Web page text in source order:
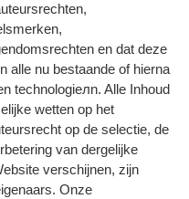
en dat deze
alle nu bestaande of hierna
technologieлn. Alle Inhoud
wetten op het
op de selectie, de
van dergelijke
verschijnen, zijn
Onze